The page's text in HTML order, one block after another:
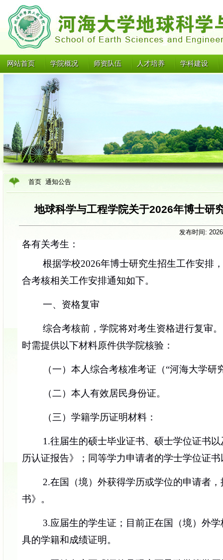
网站首页 学院概况 师资队伍 人才培养 学科建设
首页 通知公告
地球科学与工程学院关于2026年博士研
发布时间:
各有关考生：
根据学校2026年博士研究生招生工作安排
合考核相关工作安排通知如下。
一、资格复审
综合考核前，学院将对考生资格进行复审
时需提供以下材料原件供学院核验：
（一）本人综合考核准考证（“河海大学
（二）本人有效居民身份证。
（三）学籍学历证明材料：
1.往届生的硕士毕业证书、硕士学位证书
历认证报告》； 同等学力申请者的学士学位证书
2.在国（境）外获得学历或学位的申请者
书》。
3.应届生的学生证；目前正在国（境）外
具的学籍和成绩证明。